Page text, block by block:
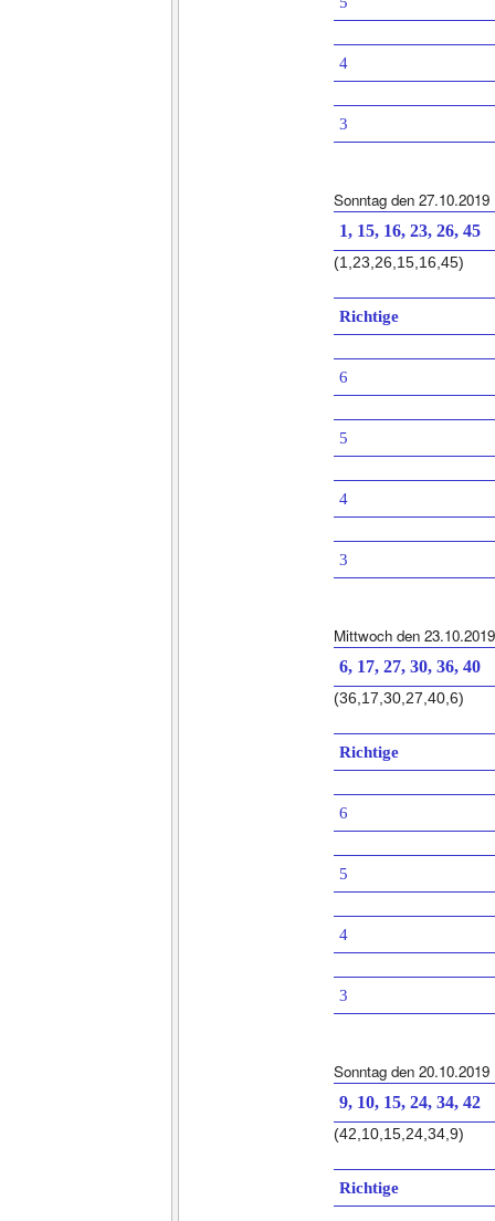
4
3
Sonntag den 27.10.2019
1, 15, 16, 23, 26, 45
(1,23,26,15,16,45)
Richtige
6
5
4
3
Mittwoch den 23.10.2019
6, 17, 27, 30, 36, 40
(36,17,30,27,40,6)
Richtige
6
5
4
3
Sonntag den 20.10.2019
9, 10, 15, 24, 34, 42
(42,10,15,24,34,9)
Richtige